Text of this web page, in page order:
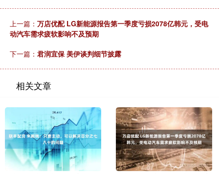
上一篇： 万店优配 LG新能源报告第一季度亏损2078亿韩元，受电
动汽车需求疲软影响不及预期
下一篇： 君润宜保 美伊谈判细节披露
相关文章